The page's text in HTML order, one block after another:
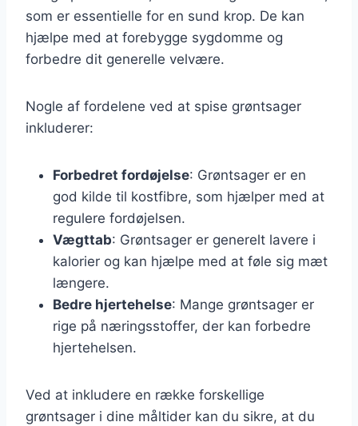
som er essentielle for en sund krop. De kan
hjælpe med at forebygge sygdomme og
forbedre dit generelle velvære.
Nogle af fordelene ved at spise grøntsager
inkluderer:
Forbedret fordøjelse: Grøntsager er en
god kilde til kostfibre, som hjælper med at
regulere fordøjelsen.
Vægttab: Grøntsager er generelt lavere i
kalorier og kan hjælpe med at føle sig mæt
længere.
Bedre hjertehelse: Mange grøntsager er
rige på næringsstoffer, der kan forbedre
hjertehelsen.
Ved at inkludere en række forskellige
grøntsager i dine måltider kan du sikre, at du